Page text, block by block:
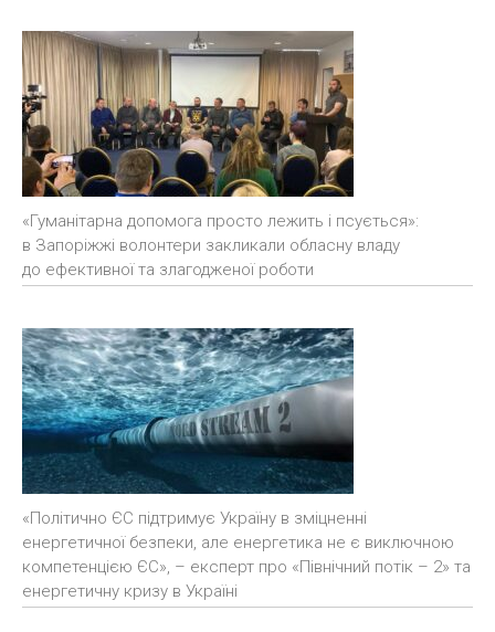
«Гуманітарна допомога просто лежить і псується»:
в Запоріжжі волонтери закликали обласну владу
до ефективної та злагодженої роботи
«Політично ЄС підтримує Україну в зміцненні
енергетичної безпеки, але енергетика не є виключною
компетенцією ЄС», – експерт про «Північний потік – 2» та
енергетичну кризу в Україні